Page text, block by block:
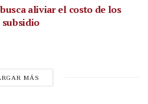
aliviar el costo de los
subsidio
MÁS